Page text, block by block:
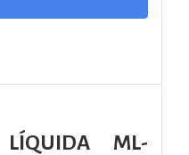
LÍQUIDA ML-